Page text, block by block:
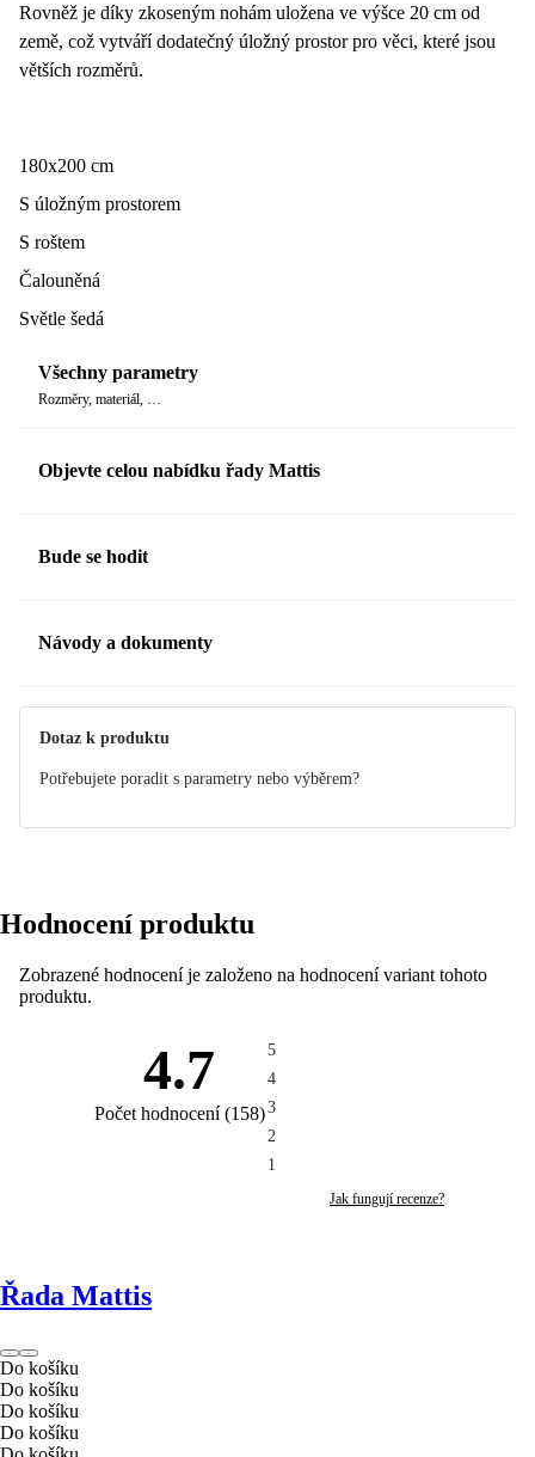
Rovněž je díky zkoseným nohám uložena ve výšce 20 cm od
země, což vytváří dodatečný úložný prostor pro věci, které jsou
větších rozměrů.
180x200 cm
S úložným prostorem
S roštem
Čalouněná
Světle šedá
Všechny parametry
Rozměry, materiál, …
Objevte celou nabídku řady Mattis
Bude se hodit
Návody a dokumenty
Dotaz k produktu
Potřebujete poradit s parametry nebo výběrem?
Hodnocení produktu
Zobrazené hodnocení je založeno na hodnocení variant tohoto
produktu.
4.7
Počet hodnocení(158)
5
4
3
2
1
Jak fungují recenze?
Řada Mattis
Do košíku
Do košíku
Do košíku
Do košíku